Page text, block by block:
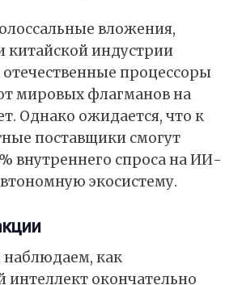
вложения,
китайской индустрии
процессоры
мировых флагманов на
Однако ожидается, что к
поставщики смогут
внутреннего спроса на ИИ-
экосистему.
как
интеллект окончательно